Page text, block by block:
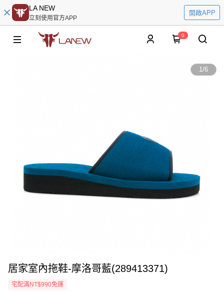
LA NEW
立刻使用官方APP
開啟APP
0
1/6
居家室內拖鞋-摩洛哥藍(289413371)
宅配滿NT$990免運